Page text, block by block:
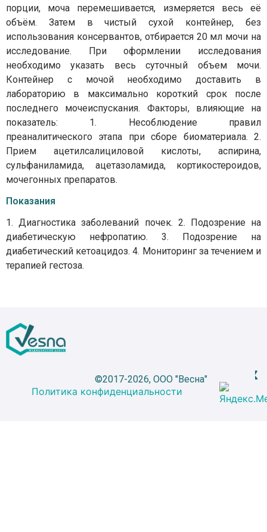
порции, моча перемешивается, измеряется весь её
объём. Затем в чистый сухой контейнер, без
использования консервантов, отбирается 20 мл мочи на
исследование. При оформлении исследования
необходимо указать весь суточный объем мочи.
Контейнер с мочой необходимо доставить в
лабораторию в максимально короткий срок после
последнего мочеиспускания. Факторы, влияющие на
показатель: 1. Несоблюдение правил
преаналитического этапа при сборе биоматериала. 2.
Прием ацетилсалициловой кислоты, аспирина,
сульфаниламида, ацетазоламида, кортикостероидов,
мочегонных препаратов.
Показания
1. Диагностика заболеваний почек. 2. Подозрение на
диабетическую нефропатию. 3. Подозрение на
диабетический кетоацидоз. 4. Мониторинг за течением и
терапией гестоза.
©2017-2026, ООО "Весна"
Политика конфиденциальности